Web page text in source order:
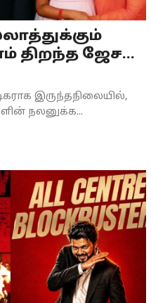
திறந்த ஜேச...
இருந்தநிலையில்,
நலனுக்க...